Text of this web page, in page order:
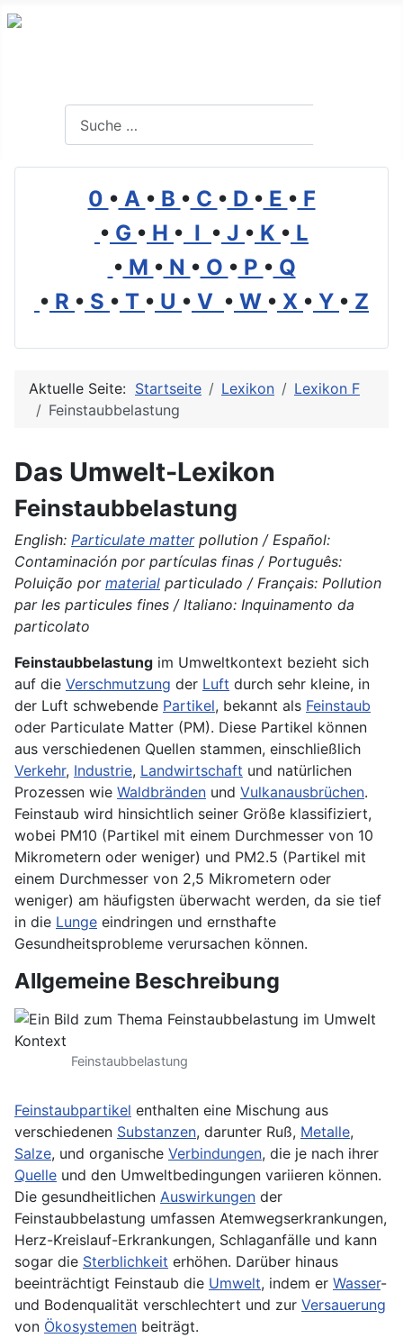
0 • A • B • C • D • E • F
• G • H • I • J • K • L
• M • N • O • P • Q
• R • S • T • U • V • W • X • Y • Z
Aktuelle Seite: Startseite Lexikon
Lexikon F
Feinstaubbelastung
Das Umwelt-Lexikon
Feinstaubbelastung
English: Particulate matterpollution / Español:
Contaminación por partículas finas / Português:
Poluição por material particulado / Français: Pollution
par les particules fines / Italiano: Inquinamento da
particolato
Feinstaubbelastung im Umweltkontext bezieht sich
auf die Verschmutzung der Luft durch sehr kleine, in
der Luft schwebende Partikel, bekannt als Feinstaub
oder Particulate Matter (PM). Diese Partikel können
aus verschiedenen Quellen stammen, einschließlich
Verkehr, Industrie, Landwirtschaft und natürlichen
Prozessen wie Waldbränden und Vulkanausbrüchen.
Feinstaub wird hinsichtlich seiner Größe klassifiziert,
wobei PM10 (Partikel mit einem Durchmesser von 10
Mikrometern oder weniger) und PM2.5 (Partikel mit
einem Durchmesser von 2,5 Mikrometern oder
weniger) am häufigsten überwacht werden, da sie tief
in die Lunge eindringen und ernsthafte
Gesundheitsprobleme verursachen können.
Allgemeine Beschreibung
Feinstaubbelastung
Feinstaubpartikel enthalten eine Mischung aus
verschiedenen Substanzen, darunter Ruß, Metalle,
Salze, und organische Verbindungen, die je nach ihrer
Quelle und den Umweltbedingungen variieren können.
Die gesundheitlichen Auswirkungen der
Feinstaubbelastung umfassen Atemwegserkrankungen,
Herz-Kreislauf-Erkrankungen, Schlaganfälle und kann
sogar die Sterblichkeit erhöhen. Darüber hinaus
beeinträchtigt Feinstaub die Umwelt, indem er Wasser-
und Bodenqualität verschlechtert und zur Versauerung
von Ökosystemen beiträgt.